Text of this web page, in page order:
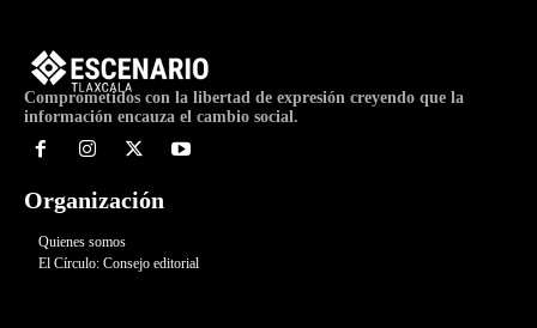
Comprometidos con la libertad de expresión creyendo que la
información encauza el cambio social.
Organización
Quienes somos
El Círculo: Consejo editorial